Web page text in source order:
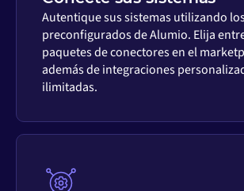
Autentique sus sistemas utilizando
preconfigurados de Alumio. Elija
paquetes de conectores en el
además de integraciones
ilimitadas.